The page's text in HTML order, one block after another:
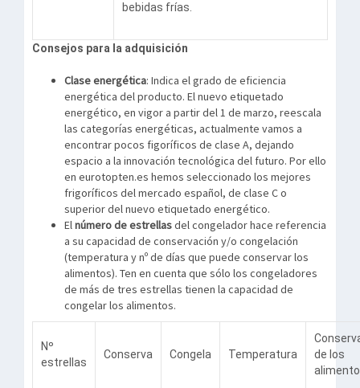
bebidas frías.
Consejos para la adquisición
Clase energética: Indica el grado de eficiencia
energética del producto. El nuevo etiquetado
energético, en vigor a partir del 1 de marzo, reescala
las categorías energéticas, actualmente vamos a
encontrar pocos figoríficos de clase A, dejando
espacio a la innovación tecnológica del futuro. Por ello
en eurotopten.es hemos seleccionado los mejores
frigoríficos del mercado español, de clase C o
superior del nuevo etiquetado energético.
Elnúmero de estrellasdel congelador hace referencia
a su capacidad de conservación y/o congelación
(temperatura y nº de días que puede conservar los
alimentos). Ten en cuenta que sólo los congeladores
de más de tres estrellas tienen la capacidad de
congelar los alimentos.
Nº
estrellas
Conserva Congela Temperatura
de los